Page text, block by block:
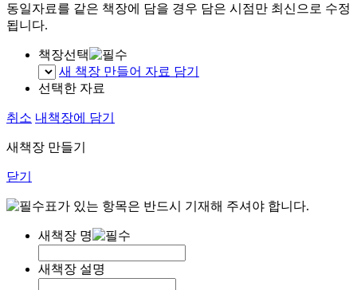
동일자료를 같은 책장에 담을 경우 담은 시점만 최신으로 수정
됩니다.
책장선택
새 책장 만들어 자료 담기
선택한 자료
취소 내책장에 담기
새책장 만들기
닫기
표가 있는 항목은 반드시 기재해 주셔야 합니다.
새책장 명
새책장 설명